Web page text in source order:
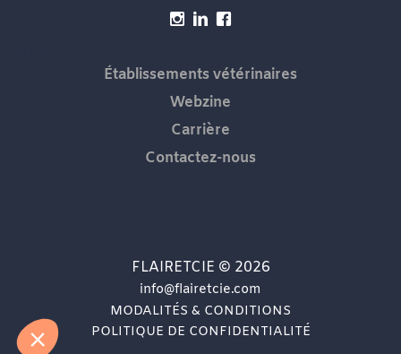
Établissements vétérinaires
Webzine
Carrière
Contactez-nous
MODALITÉS & CONDITIONS
POLITIQUE DE CONFIDENTIALITÉ
FLAIRETCIE © 2026
info@flairetcie.com